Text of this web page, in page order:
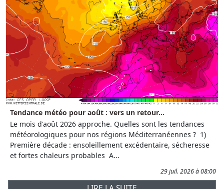
Tendance météo pour août : vers un retour...
Le mois d'août 2026 approche. Quelles sont les tendances
météorologiques pour nos régions Méditerranéennes ? 1)
Première décade : ensoleillement excédentaire, sécheresse
et fortes chaleurs probables A...
29 juil. 2026 à 08:00